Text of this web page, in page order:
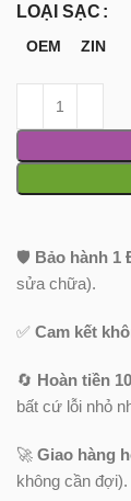
LOẠI SẠC
OEM ZIN
🛡️ Bảo hành 1
sửa chữa).
✅Cam kết
🔄 Hoàn tiền
bất cứ lỗi nhỏ
🚀Giao hàng
không cần đợi).